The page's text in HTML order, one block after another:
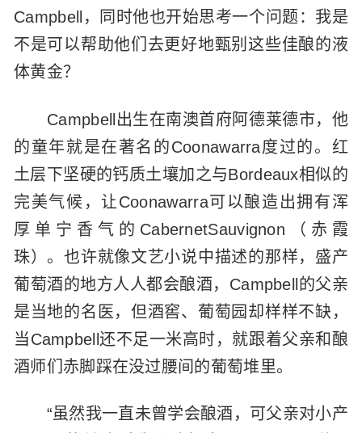
Campbell，同时他也开始思考一个问题：我是
不是可以帮助他们去更好地甄别这些佳酿的液
体黄金？
Campbell出生在南澳首府阿德莱德市，他
的童年就是在著名的Coonawarra度过的。红
土层下坚硬的钙质土壤加之与Bordeaux相似的
完美气候，让Coonawarra可以酿造出拥有浑
厚单宁香气的CabernetSauvignon（赤霞
珠）。也许就像文艺小说中描述的那样，盛产
葡萄酒的地方人人都会酿酒，Campbell的父亲
是当地的名医，但酒窖、葡萄园却样样不缺，
当Campbell还不足一米高时，就跟着父亲和酿
酒师们赤脚踩在没过腰间的葡萄堆里。
“虽然我一直未曾学会酿酒，可父亲对小产